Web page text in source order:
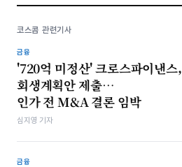
코스콤 관련기사
금융
'720억 미정산' 크로스파이낸스,
회생계획안 제출…
인가 전 M&A 결론 임박
심지영 기자
금융